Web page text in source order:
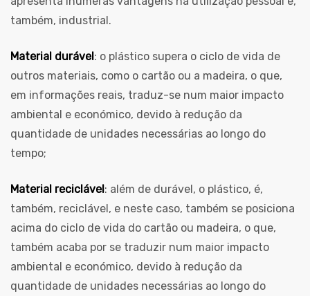
também, industrial.
Material durável: o plástico supera o ciclo de vida de
outros materiais, como o cartão ou a madeira, o que,
em informações reais, traduz-se num maior impacto
ambiental e económico, devido à redução da
quantidade de unidades necessárias ao longo do
tempo;
Material reciclável: além de durável, o plástico, é,
também, reciclável, e neste caso, também se posiciona
acima do ciclo de vida do cartão ou madeira, o que,
também acaba por se traduzir num maior impacto
ambiental e económico, devido à redução da
quantidade de unidades necessárias ao longo do